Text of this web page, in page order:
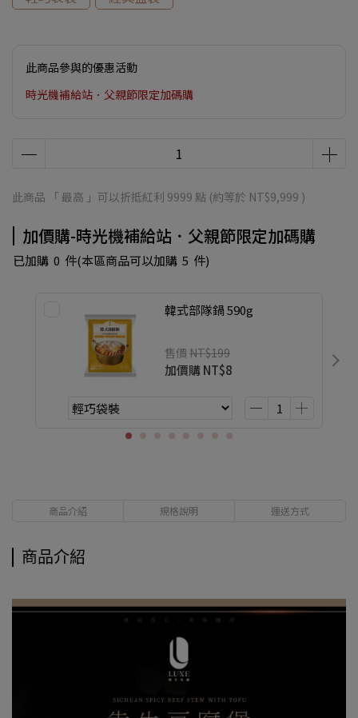
此商品參與的優惠活動
時光機補給站．父親節限定加碼購
此商品 「 最高 」可以折抵紅利 9999 點 (約等於 NT$9,999 )
加價購-時光機補給站．父親節限定加碼購
已加購 0 件(本區商品可以加購 5 件)
韓式部隊鍋 590g
售價 NT$199
加價購NT$8
商品介紹 規格說明 運送方式
商品介紹